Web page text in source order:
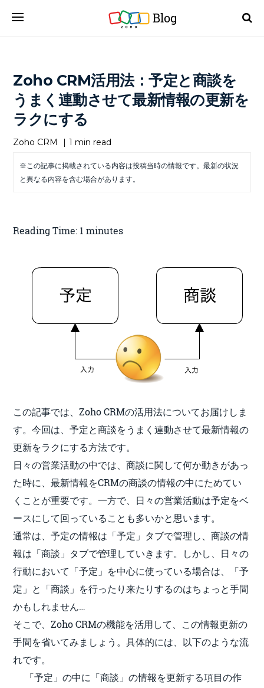
Blog
Zoho CRM活用法：予定と商談を
うまく連動させて最新情報の更新を
ラクにする
Zoho CRM | 1 min read
※この記事に掲載されている内容は投稿当時の情報です。最新の状況
と異なる内容を含む場合があります。
Reading Time: 1 minutes
この記事では、Zoho CRMの活用法についてお届けしま
す。今回は、予定と商談をうまく連動させて最新情報の
更新をラクにする方法です。
日々の営業活動の中では、商談に関して何か動きがあっ
た時に、最新情報をCRMの商談の情報の中にためてい
くことが重要です。一方で、日々の営業活動は予定をベ
ースにして回っていることも多いかと思います。
通常は、予定の情報は「予定」タブで管理し、商談の情
報は「商談」タブで管理していきます。しかし、日々の
行動において「予定」を中心に使っている場合は、「予
定」と「商談」を行ったり来たりするのはちょっと手間
かもしれません…
そこで、Zoho CRMの機能を活用して、この情報更新の
手間を省いてみましょう。具体的には、以下のような流
れです。
「予定」の中に「商談」の情報を更新する項目の作